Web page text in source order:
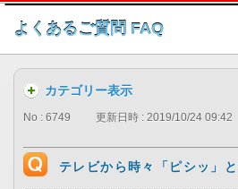
このページの本
よくあるご質問 FAQ
カテゴリー表示
No : 6749 更新日時 : 2019/10/24 09:42
テレビから時々「ピシッ」と